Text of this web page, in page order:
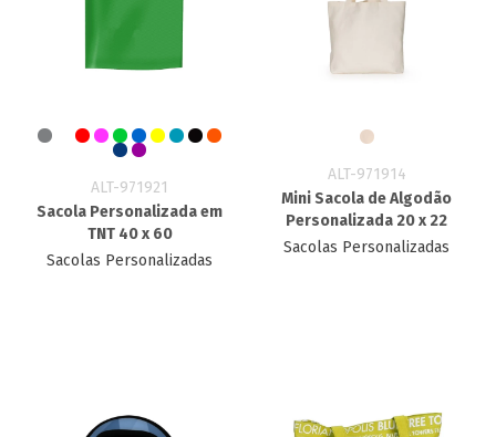
ALT-971921
Sacola Personalizada em
TNT 40 x 60
Sacolas Personalizadas
ALT-971914
Mini Sacola de Algodão
Personalizada 20 x 22
Sacolas Personalizadas